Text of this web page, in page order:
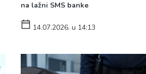
na lažni SMS banke
14.07.2026. u 14:13